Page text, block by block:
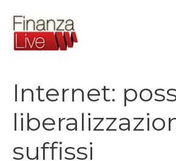
contenuto
Internet:
suffissi